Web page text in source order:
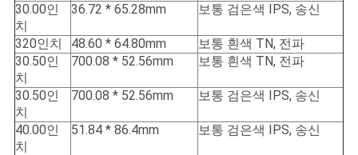
30.00인
치
36.72 * 65.28mm 보통 검은색 IPS, 송신
320인치 48.60 * 64.80mm
보통 흰색 TN, 전파
30.50인
치
700.08 * 52.56mm 보통 흰색 TN, 전파
30.50인
치
700.08 * 52.56mm 보통 검은색 IPS, 송신
40.00인
치
51.84 * 86.4mm 보통 검은색 IPS, 송신